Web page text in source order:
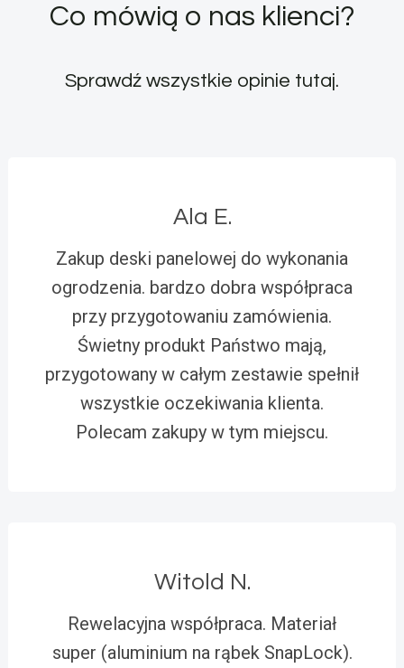
Co mówią o nas klienci?
Sprawdź wszystkie opinie tutaj.
Ala E.
Zakup deski panelowej do wykonania
ogrodzenia. bardzo dobra współpraca
przy przygotowaniu zamówienia.
Świetny produkt Państwo mają,
przygotowany w całym zestawie spełnił
wszystkie oczekiwania klienta.
Polecam zakupy w tym miejscu.
Witold N.
Rewelacyjna współpraca. Materiał
super (aluminium na rąbek SnapLock).